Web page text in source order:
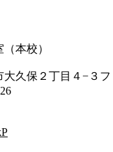
本校）
久保２丁目４−３フ